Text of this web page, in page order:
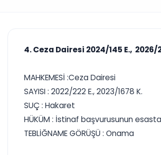
4. Ceza Dairesi 2024/145 E., 2026/
MAHKEMESİ :Ceza Dairesi
SAYISI : 2022/222 E., 2023/1678 K.
SUÇ : Hakaret
HÜKÜM : İstinaf başvurusunun
TEBLİĞNAME GÖRÜŞÜ : Onama